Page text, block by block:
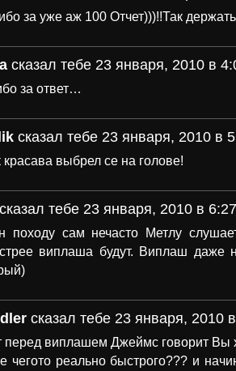
за уже аж 100 Отчет)))!!Так
сказал тебе 23 января, 2010 в
за ответ…
сказал тебе 23 января, 2010 в
красава выбрел се на голове!
сказал тебе 23 января, 2010 в
походу сам нечасто Метлу
виплаша будут. Виплаш даже
сказал тебе 23 января, 2010
перед виплашем Джеймс говорит Вы
чегото реально быстрого??? и